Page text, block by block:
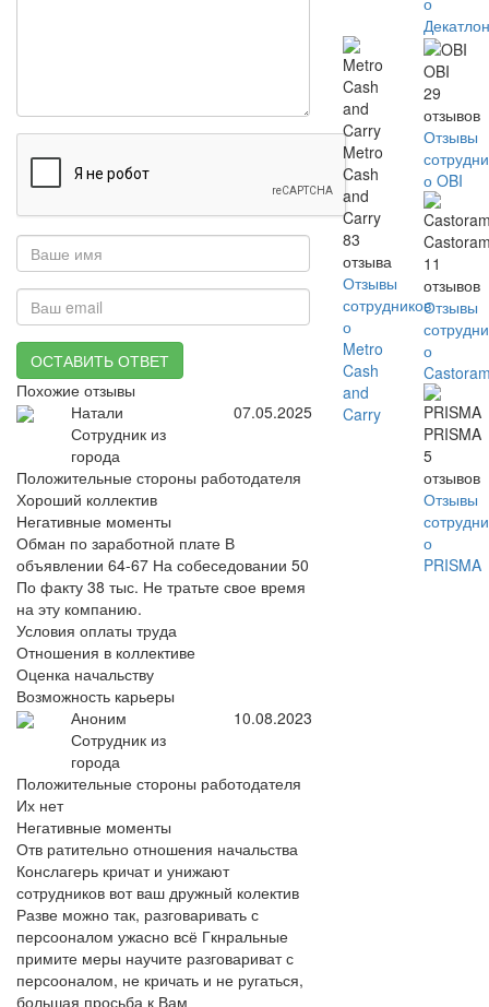
ОСТАВИТЬ ОТВЕТ
Похожие отзывы
Натали
Сотрудник из
города
07.05.2025
Положительные стороны работодателя
Хороший коллектив
Негативные моменты
Обман по заработной плате В
объявлении 64-67 На собеседовании 50
По факту 38 тыс. Не тратьте свое время
на эту компанию.
Условия оплаты труда
Отношения в коллективе
Оценка начальству
Возможность карьеры
Аноним
Сотрудник из
города
10.08.2023
Положительные стороны работодателя
Их нет
Негативные моменты
Отв ратительно отношения начальства
Конслагерь кричат и унижают
сотрудников вот ваш дружный колектив
Разве можно так, разговаривать с
персооналом ужасно всё Гкнральные
примите меры научите разговариват с
персооналом, не кричать и не ругаться,
большая просьба к Вам
Metro
Cash
and
Carry
83
отзыва
Отзывы
сотрудников
о
Metro
Cash
and
Carry
OBI
29
отзывов
Отзывы
о OBI
11
отзывов
Отзывы
о
PRISMA
5
отзывов
Отзывы
о
PRISMA